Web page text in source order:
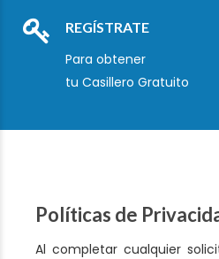
REGÍSTRATE
Para obtener
tu Casillero Gratuito
Políticas de
Al completar cualquier